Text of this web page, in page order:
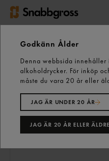
Start Vårt sortiment
Cider & Ready to Drink
Cider &
to Drink
Godkänn Ålder
Denna webbsida innehåller
alkoholdrycker. För inköp
måste du vara 20 år eller
JAG ÄR UNDER 20 ÅR
JAG ÄR 20 ÅR ELLER